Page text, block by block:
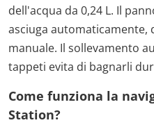
dell'acqua da 0,24 L. Il
asciuga automaticamente,
manuale. Il sollevamento
tappeti evita di bagnarli
Come funziona la
Station?